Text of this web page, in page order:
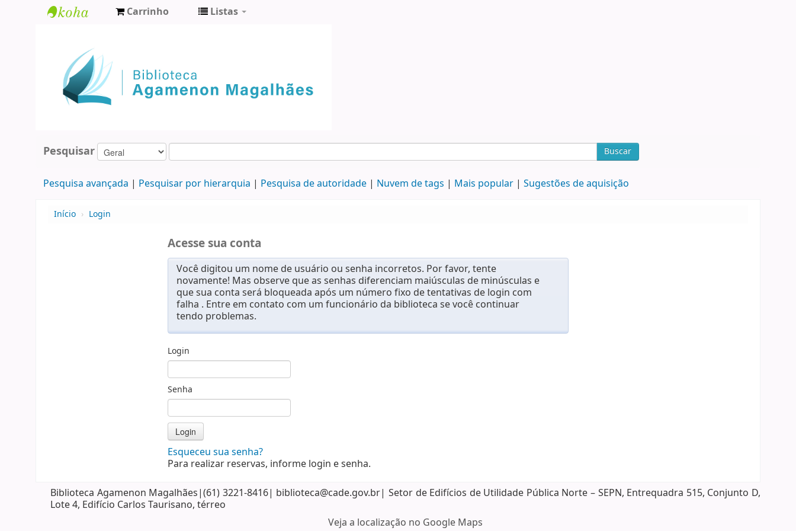
Agamenon
Magalhães
Carrinho Listas
Pesquisar Buscar
Pesquisa avançada Pesquisar por hierarquia Pesquisa de autoridade Nuvem de tags Mais popular Sugestões de aquisição
Início › Login
Acesse sua conta
Você digitou um nome de usuário ou senha incorretos. Por favor, tente
novamente! Mas observe que as senhas diferenciam maiúsculas de minúsculas e
que sua conta será bloqueada após um número fixo de tentativas de login com
falha . Entre em contato com um funcionário da biblioteca se você continuar
tendo problemas.
Login
Senha
Esqueceu sua senha?
Para realizar reservas, informe login e senha.
Biblioteca Agamenon Magalhães|(61) 3221-8416| biblioteca@cade.gov.br| Setor de Edifícios de Utilidade Pública Norte – SEPN, Entrequadra 515, Conjunto D,
Lote 4, Edifício Carlos Taurisano, térreo
Veja a localização no Google Maps